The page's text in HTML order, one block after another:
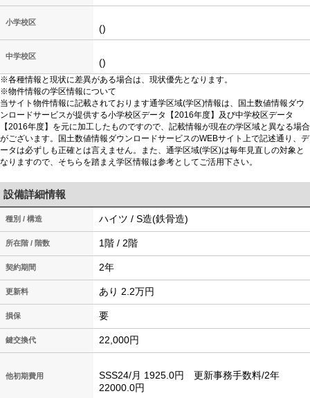
小学校区
()
中学校区
()
※各種情報と現状に差異がある場合は、現状優先となります。
※物件情報の学区情報について
当サイト物件情報に記載されております通学区域(学区)情報は、国土数値情報ダウ
ンロードサービスが提供する小学校区データ【2016年度】及び中学校区データ
【2016年度】を元に加工したものですので、記載情報が現在の学区域と異なる場合
がございます。国土数値情報ダウンロードサービスのWEBサイト上で記述通り、デ
ータは必ずしも正確とは言えません。また、通学区域(学区)は毎年見直しの対象と
なりますので、そちらを踏まえ学区情報は参考としてご活用下さい。
設備詳細情報
種別 / 構造 ハイツ / S造(鉄骨造)
所在階 / 階数 1階 / 2階
契約期間 2年
更新料 あり 2.2万円
損保 要
鍵交換代 22,000円
他初期費用
SSS24/月 1925.0円 更新事務手数料/2年
22000.0円